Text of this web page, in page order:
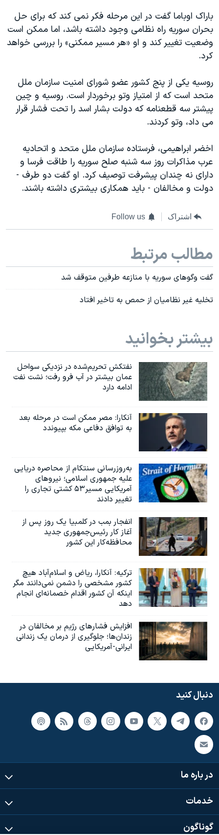
باراک اوباما گفت در این مرحله فکر نمی کند که برای حل
بحران سوریه راه نظامی وجود داشته باشد، اما ممکن است
وضعیت تغییر کند و او «هر مسیر ممکنی» را بررسی خواهد
کرد.
روسیه یکی از پنج کشور عضو شورای امنیت سازمان ملل
متحد است که از امتیاز وتو برخوردار است. روسیه و چین
پیشتر سه قطعنامه که دولت بشار اسد را تحت فشار قرار
می داد، وتو کردند.
اخضر ابراهیمی، فرستاده سازمان ملل متحد و اتحادیه
عرب مذاکرات روز سه شنبه صلح سوریه را طاقت فرسا و
دارای نه چندان پیشرفت توصیف کرد. او گفت دو طرف -
دولت و مخالفان - باید همکاری بیشتری داشته باشند.
اشتراک Follow us
مطالب مرتبط
گفت وگوهای سوریه با منازعه طرفین متوقف شد
تخلیه غیر نظامیان از حمص به تاخیر افتاد
بیشتر بخوانید
نفتکش تحریم‌شده در نزدیکی سواحل
عمان بیشتر در آب فرو رفت؛ نشت نفت
ادامه دارد
آنکارا: مصر ممکن است در مرحله بعد
به توافق دفاعی مکه بپیوندد
به‌روزرسانی سنتکام از محاصره دریایی
علیه جمهوری اسلامی؛ نیروهای
آمریکایی مسیر۵۳ کشتی تجاری را
تغییر دادند
انفجار بمب‌‌ در کلمبیا یک روز پس از
آغاز کار رئیس‌جمهوری جدید
محافظه‌کار این کشور
ترکیه: آنکارا، ریاض و اسلام‌آباد هیچ
کشور مشخصی را دشمن نمی‌دانند مگر
اینکه آن کشور اقدام خصمانه‌ای انجام
دهد
افزایش فشارهای رژیم بر مخالفان در
زندان‌ها؛ جلوگیری از درمان یک زندانی
ایرانی-آمریکایی
دنبال کنید
در باره ما
خدمات
گوناگون